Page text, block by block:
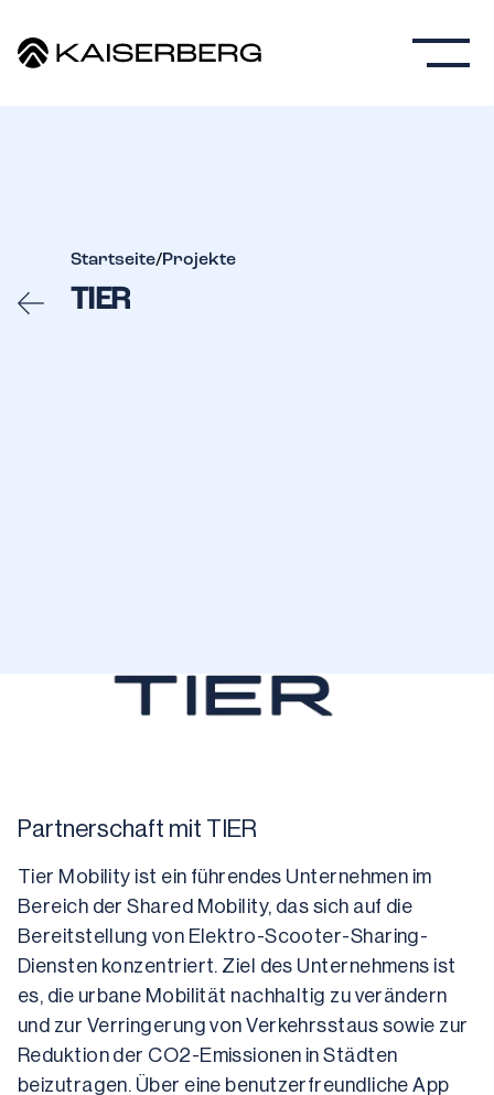
Startseite/Projekte
TIER
Partnerschaft mit TIER
Tier Mobility ist ein führendes Unternehmen im
Bereich der Shared Mobility, das sich auf die
Bereitstellung von Elektro-Scooter-Sharing-
Diensten konzentriert. Ziel des Unternehmens ist
es, die urbane Mobilität nachhaltig zu verändern
und zur Verringerung von Verkehrsstaus sowie zur
Reduktion der CO2-Emissionen in Städten
beizutragen. Über eine benutzerfreundliche App